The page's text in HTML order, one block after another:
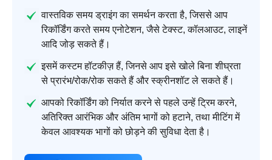
वास्तविक समय ड्राइंग का समर्थन करता है, जिससे आप
रिकॉर्डिंग करते समय एनोटेशन, जैसे टेक्स्ट, कॉलआउट, लाइनें
आदि जोड़ सकते हैं।
इसमें कस्टम हॉटकीज़ हैं, जिनसे आप इसे खोले बिना शीघ्रता
से प्रारंभ/रोक/रोक सकते हैं और स्क्रीनशॉट ले सकते हैं।
आपको रिकॉर्डिंग को निर्यात करने से पहले उन्हें ट्रिम करने,
अतिरिक्त आरंभिक और अंतिम भागों को हटाने, तथा मीटिंग में
केवल आवश्यक भागों को छोड़ने की सुविधा देता है।